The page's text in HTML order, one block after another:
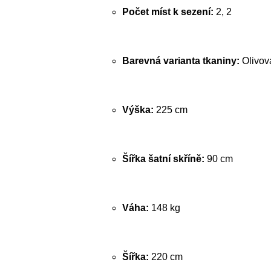
Počet míst k sezení: 2, 2
Barevná varianta tkaniny:
Výška: 225 cm
Šířka šatní skříně: 90 cm
Váha: 148 kg
Šířka: 220 cm